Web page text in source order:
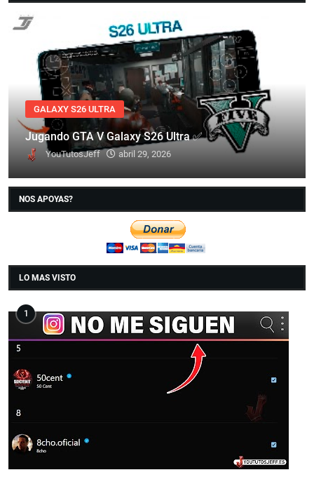
GALAXY S26 ULTRA
Jugando GTA V Galaxy S26 Ultra ✅
YouTutosJeff abril 29, 2026
NOS APOYAS?
LO MAS VISTO